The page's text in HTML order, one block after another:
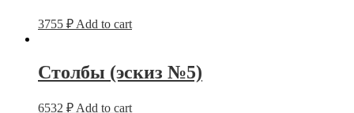
3755 ₽ Add to cart
Столбы (эскиз №5)
6532 ₽ Add to cart